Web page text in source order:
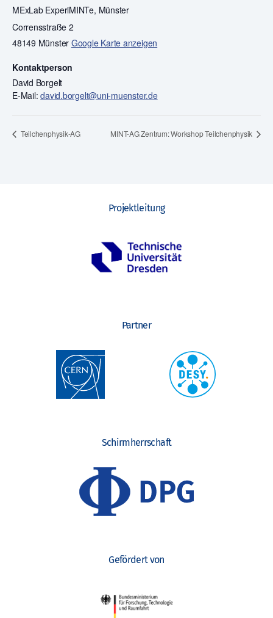
MExLab ExperiMINTe, Münster
Corrensstraße 2
48149 Münster Google Karte anzeigen
Kontaktperson
David Borgelt
E-Mail:david.borgelt@uni-muenster.de
Teilchenphysik-AG MINT-AG Zentrum: Workshop Teilchenphysik
Projektleitung
Partner
Schirmherrschaft
Gefördert von